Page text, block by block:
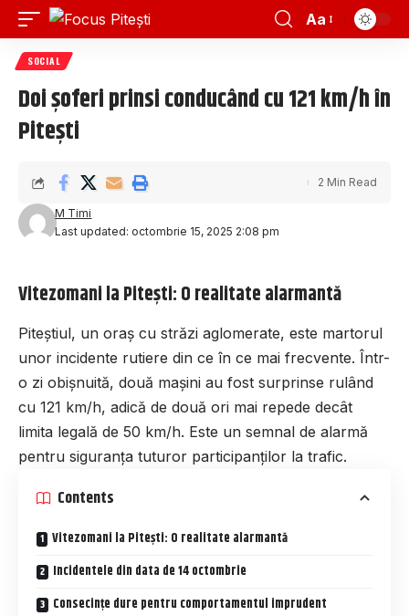
Aa
SOCIAL
Doi șoferi prinsi conducând cu 121 km/h în
Pitești
Last updated: octombrie 15, 2025 2:08 pm
M Timi
2 Min Read
Vitezomani la Pitești: O realitate alarmantă
Piteștiul, un oraș cu străzi aglomerate, este martorul
unor incidente rutiere din ce în ce mai frecvente. Într-
o zi obișnuită, două mașini au fost surprinse rulând
cu 121 km/h, adică de două ori mai repede decât
limita legală de 50 km/h. Este un semnal de alarmă
pentru siguranța tuturor participanților la trafic.
Contents
Vitezomani la Pitești: O realitate alarmantă
Incidentele din data de 14 octombrie
Consecințe dure pentru comportamentul imprudent